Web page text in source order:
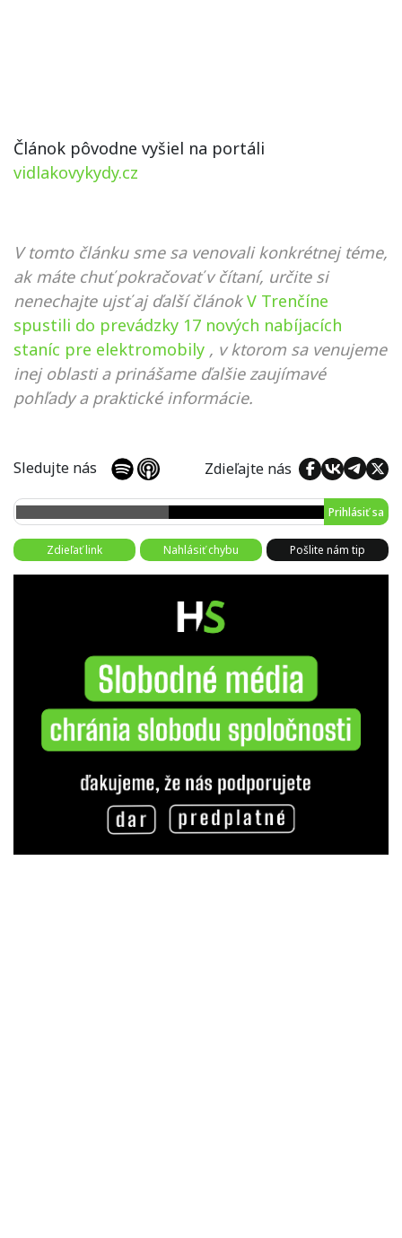
Článok pôvodne vyšiel na portáli
vidlakovykydy.cz
V tomto článku sme sa venovali konkrétnej téme,
ak máte chuť pokračovať v čítaní, určite si
nenechajte ujsť aj ďalší článok V Trenčíne
spustili do prevádzky 17 nových nabíjacích
staníc pre elektromobily , v ktorom sa venujeme
inej oblasti a prinášame ďalšie zaujímavé
pohľady a praktické informácie.
Sledujte nás Zdieľajte nás
Prihlásiť sa
Zdieľať link Nahlásiť chybu Pošlite nám tip